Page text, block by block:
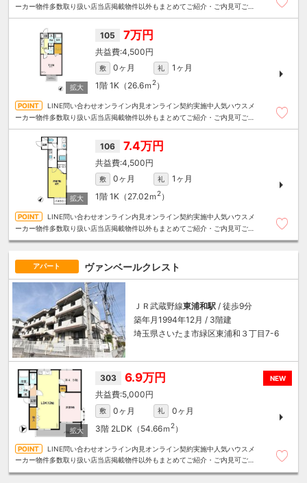
ーカー物件多数取り扱い店当店掲載物件以外もまとめてご紹介・ご内見可ご予
105 7万円
4,500円
敷 0ヶ月 礼
1ヶ月
1階 1K（26.6ｍ2）
LINE問い合わせオンライン内見オンライン契約実施中人気ハウスメ
ーカー物件多数取り扱い店当店掲載物件以外もまとめてご紹介・ご内見可ご予
106 7.4万円
4,500円
敷 0ヶ月 礼
1ヶ月
1階 1K（27.02ｍ2）
LINE問い合わせオンライン内見オンライン契約実施中人気ハウスメ
ーカー物件多数取り扱い店当店掲載物件以外もまとめてご紹介・ご内見可ご予
アパート ヴァンベールクレスト
ＪＲ武蔵野線東浦和駅 / 徒歩9分
築年月1994年12月 / 3階建
埼玉県さいたま市緑区東浦和３丁目7-6
NEW
303 6.9万円
5,000円
敷 0ヶ月 礼
0ヶ月
3階 2LDK（54.66ｍ 2）
LINE問い合わせオンライン内見オンライン契約実施中人気ハウスメ
ーカー物件多数取り扱い店当店掲載物件以外もまとめてご紹介・ご内見可ご予